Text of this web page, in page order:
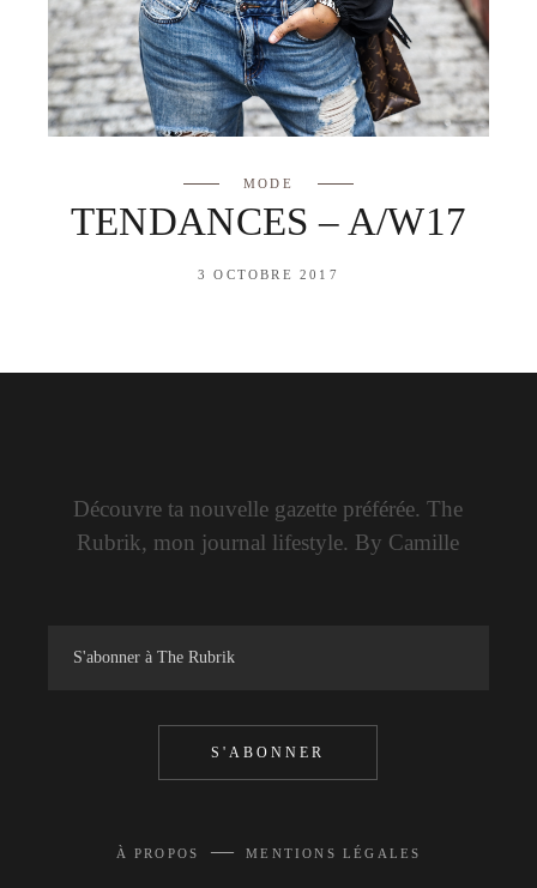
MODE
TENDANCES – A/W17
3 OCTOBRE 2017
Découvre ta nouvelle gazette préférée. The
Rubrik, mon journal lifestyle. By Camille
S'ABONNER
À PROPOS — MENTIONS LÉGALES